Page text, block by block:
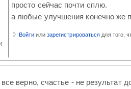
просто сейчас почти сплю.
а любые улучшения конечно же
Войти или зарегистрироваться для того,
все верно, счастье - не результат